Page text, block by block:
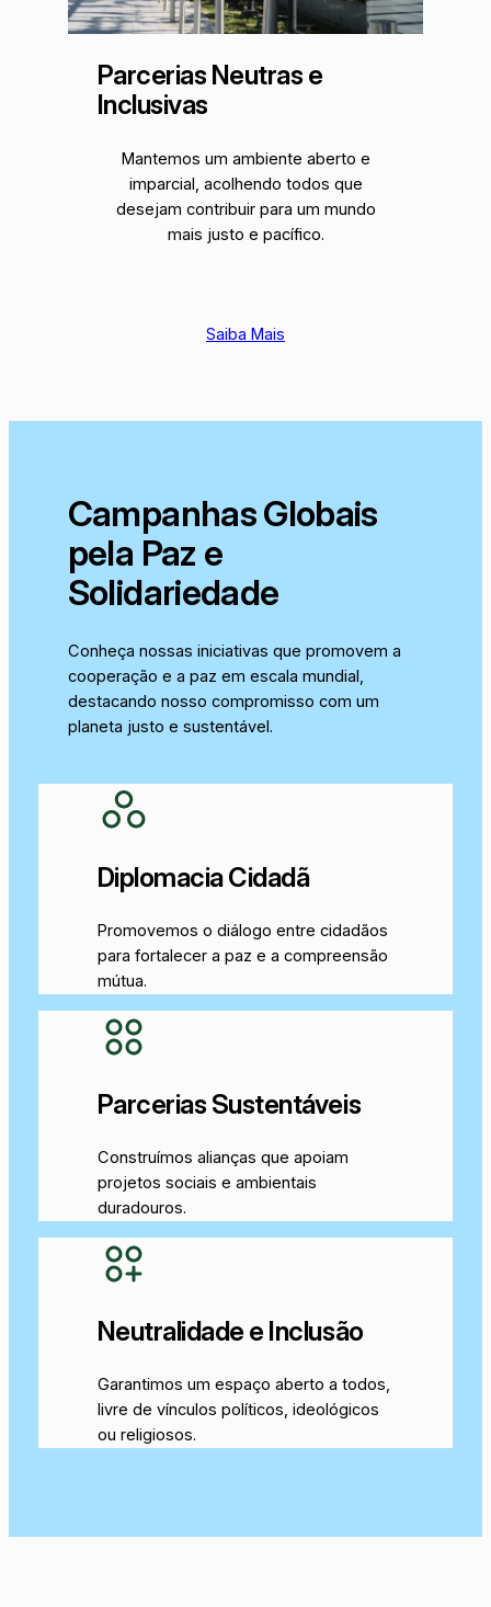
Parcerias Neutras e
Inclusivas
Mantemos um ambiente aberto e
imparcial, acolhendo todos que
desejam contribuir para um mundo
mais justo e pacífico.
Saiba Mais
Campanhas Globais
pela Paz e
Solidariedade
Conheça nossas iniciativas que promovem a
cooperação e a paz em escala mundial,
destacando nosso compromisso com um
planeta justo e sustentável.
Diplomacia Cidadã
Promovemos o diálogo entre cidadãos
para fortalecer a paz e a compreensão
mútua.
Parcerias Sustentáveis
Construímos alianças que apoiam
projetos sociais e ambientais
duradouros.
Neutralidade e Inclusão
Garantimos um espaço aberto a todos,
livre de vínculos políticos, ideológicos
ou religiosos.